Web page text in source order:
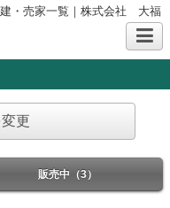
・売家一覧｜株式会社 大福
更
販売中（3）